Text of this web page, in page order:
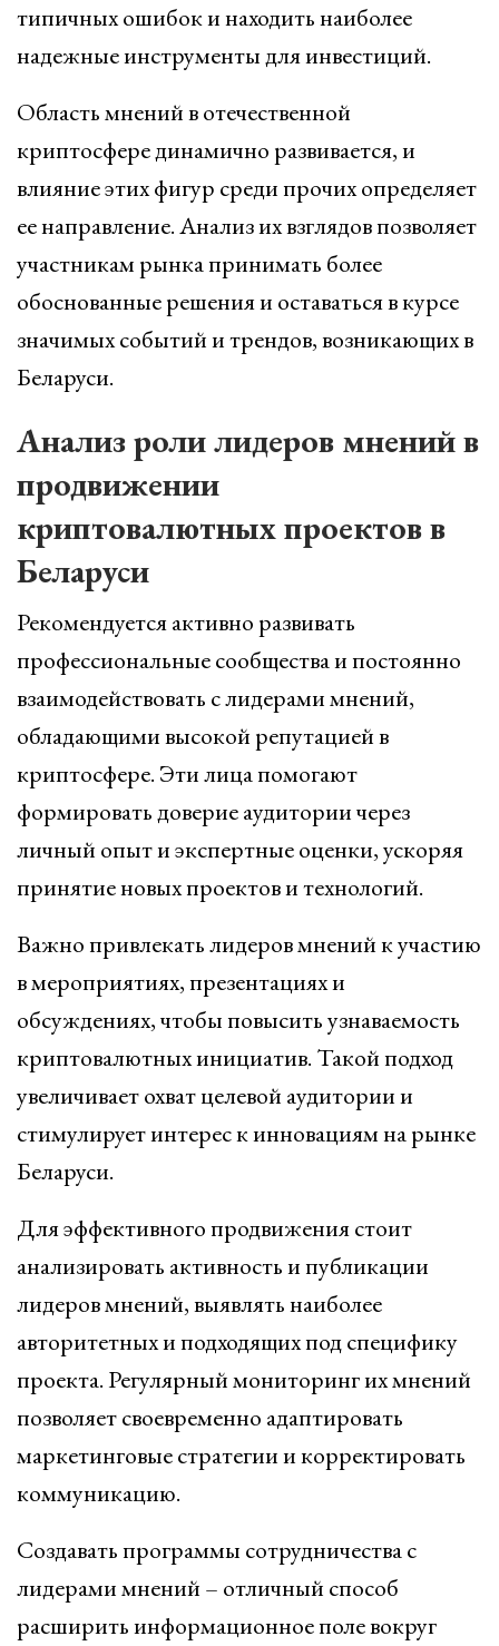
типичных ошибок и находить наиболее
надежные инструменты для инвестиций.
Область мнений в отечественной
криптосфере динамично развивается, и
влияние этих фигур среди прочих определяет
ее направление. Анализ их взглядов позволяет
участникам рынка принимать более
обоснованные решения и оставаться в курсе
значимых событий и трендов, возникающих в
Беларуси.
Анализ роли лидеров мнений в
продвижении
криптовалютных проектов в
Беларуси
Рекомендуется активно развивать
профессиональные сообщества и постоянно
взаимодействовать с лидерами мнений,
обладающими высокой репутацией в
криптосфере. Эти лица помогают
формировать доверие аудитории через
личный опыт и экспертные оценки, ускоряя
принятие новых проектов и технологий.
Важно привлекать лидеров мнений к участию
в мероприятиях, презентациях и
обсуждениях, чтобы повысить узнаваемость
криптовалютных инициатив. Такой подход
увеличивает охват целевой аудитории и
стимулирует интерес к инновациям на рынке
Беларуси.
Для эффективного продвижения стоит
анализировать активность и публикации
лидеров мнений, выявлять наиболее
авторитетных и подходящих под специфику
проекта. Регулярный мониторинг их мнений
позволяет своевременно адаптировать
маркетинговые стратегии и корректировать
коммуникацию.
Создавать программы сотрудничества с
лидерами мнений – отличный способ
расширить информационное поле вокруг